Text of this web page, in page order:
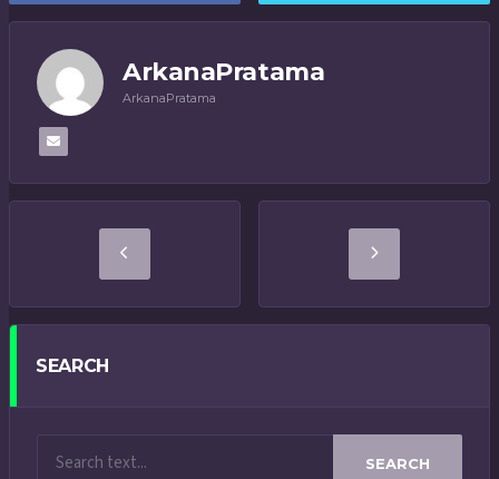
ArkanaPratama
ArkanaPratama
SEARCH
SEARCH